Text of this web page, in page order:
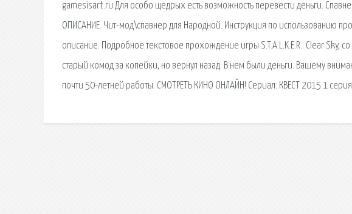
gamesisart.ru Для особо щедрых есть возможность перевести деньги.
ОПИСАНИЕ. Чит-мод\спавнер для Народной. Инструкция по использованию
описание. Подробное текстовое прохождение игры S.T.A.L.K.E.R.: Clear Sky,
старый комод за копейки, но вернул назад. В нем были деньги. Вашему
почти 50-летней работы. СМОТРЕТЬ КИНО ОНЛАЙН! Сериал: КВЕСТ 2015 1